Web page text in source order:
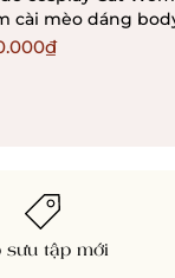
cài mèo dáng
gợi cảm
sưu tập mới